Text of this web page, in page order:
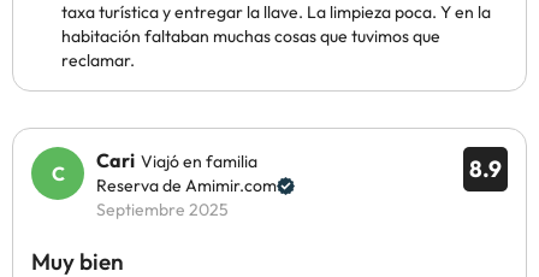
taxa turística y entregar la llave. La limpieza poca. Y en la
habitación faltaban muchas cosas que tuvimos que
reclamar.
8.9
Cari Viajó en familia
Reserva de Amimir.com
Septiembre 2025
Muy bien